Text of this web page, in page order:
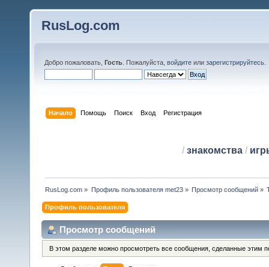
RusLog.com
Добро пожаловать, Гость . Пожалуйста, войдите или зарегистрируйтесь
Начало Помощь Поиск Вход Регистрация
/ знакомства/
RusLog.com » Профиль пользователя met23» Просмотр сообщений»
Профиль пользователя
Просмотр сообщений
В этом разделе можно просмотреть все сообщения, сделанные этим